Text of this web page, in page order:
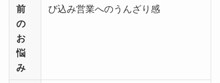
前
の
お
悩
み
び込み営業へのうんざり感